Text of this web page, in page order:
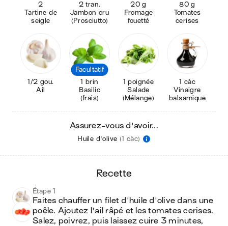
2
Tartine de
seigle
2 tran.
Jambon cru
(Prosciutto)
20 g
Fromage
fouetté
80 g
Tomates
cerises
1/2 gou.
Ail
Facultatif
1 brin
Basilic
(frais)
1 poignée
Salade
(Mélange)
1 càc
Vinaigre
balsamique
Assurez-vous d'avoir...
Huile d'olive (1 càc)
recette
Étape 1
Faites chauffer un filet d'huile d'olive dans une
poêle. Ajoutez l'ail râpé et les tomates cerises.
Salez, poivrez, puis laissez cuire 3 minutes,